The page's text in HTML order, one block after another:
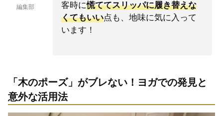
編集部
客時に慌ててスリッパに履き替えな
くてもいい点も、地味に気に入って
います！
「木のポーズ」がブレない！ヨガでの発見と
意外な活用法